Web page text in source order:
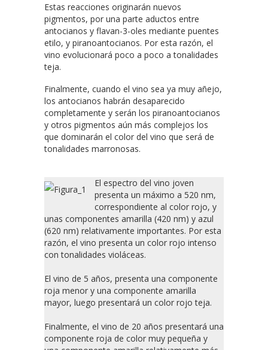
Estas reacciones originarán nuevos
pigmentos, por una parte aductos entre
antocianos y flavan-3-oles mediante puentes
etilo, y piranoantocianos. Por esta razón, el
vino evolucionará poco a poco a tonalidades
teja.
Finalmente, cuando el vino sea ya muy añejo,
los antocianos habrán desaparecido
completamente y serán los piranoantocianos
y otros pigmentos aún más complejos los
que dominarán el color del vino que será de
tonalidades marronosas.
El espectro del vino joven
presenta un máximo a 520 nm,
correspondiente al color rojo, y
unas componentes amarilla (420 nm) y azul
(620 nm) relativamente importantes. Por esta
razón, el vino presenta un color rojo intenso
con tonalidades violáceas.
El vino de 5 años, presenta una componente
roja menor y una componente amarilla
mayor, luego presentará un color rojo teja.
Finalmente, el vino de 20 años presentará una
componente roja de color muy pequeña y